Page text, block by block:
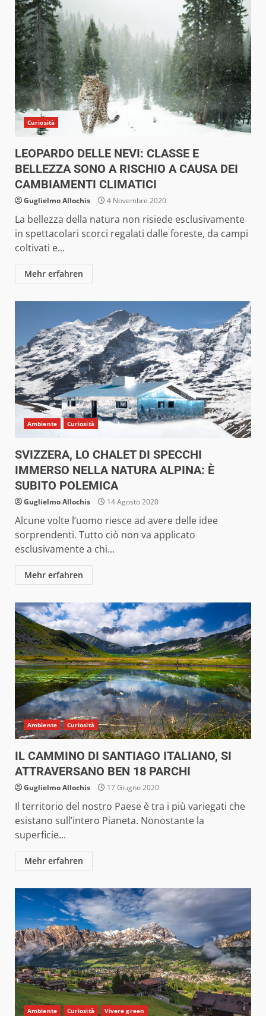
Curiosità
LEOPARDO DELLE NEVI: CLASSE E
BELLEZZA SONO A RISCHIO A CAUSA DEI
CAMBIAMENTI CLIMATICI
Guglielmo Allochis 4 Novembre 2020
La bellezza della natura non risiede esclusivamente
in spettacolari scorci regalati dalle foreste, da campi
coltivati e...
Mehr erfahren
Ambiente Curiosità
SVIZZERA, LO CHALET DI SPECCHI
IMMERSO NELLA NATURA ALPINA: È
SUBITO POLEMICA
Guglielmo Allochis 14 Agosto 2020
Alcune volte l’uomo riesce ad avere delle idee
sorprendenti. Tutto ciò non va applicato
esclusivamente a chi...
Mehr erfahren
Ambiente Curiosità
IL CAMMINO DI SANTIAGO ITALIANO, SI
ATTRAVERSANO BEN 18 PARCHI
Guglielmo Allochis 17 Giugno 2020
Il territorio del nostro Paese è tra i più variegati che
esistano sull’intero Pianeta. Nonostante la
superficie...
Mehr erfahren
Ambiente Curiosità Vivere green